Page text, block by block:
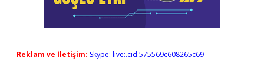
Reklam ve İletişim: Skype: live:.cid.575569c608265c69